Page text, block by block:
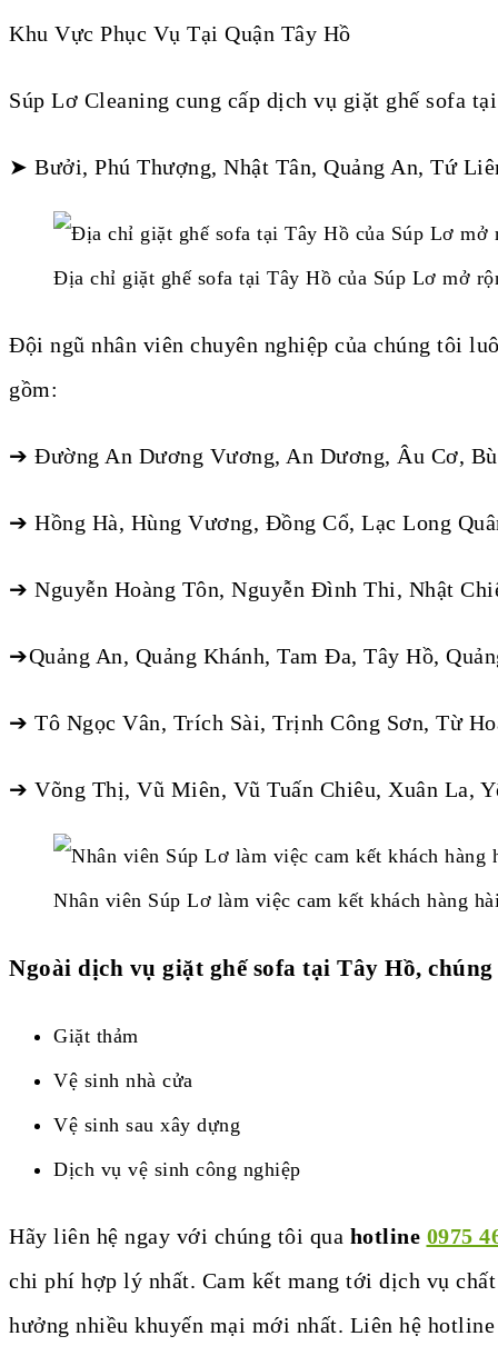
Khu Vực Phục Vụ Tại Quận Tây Hồ
Súp Lơ Cleaning cung cấp dịch vụ giặt ghế sofa
➤ Bưởi, Phú Thượng, Nhật Tân, Quảng An, Tứ
Địa chỉ giặt ghế sofa tại Tây Hồ của Súp Lơ mở
Đội ngũ nhân viên chuyên nghiệp của chúng tôi
gồm:
➔ Đường An Dương Vương, An Dương, Âu Cơ,
➔ Hồng Hà, Hùng Vương, Đồng Cổ, Lạc Long
➔ Nguyễn Hoàng Tôn, Nguyễn Đình Thi, Nhật
➔Quảng An, Quảng Khánh, Tam Đa, Tây Hồ,
➔ Tô Ngọc Vân, Trích Sài, Trịnh Công Sơn, Từ
➔ Võng Thị, Vũ Miên, Vũ Tuấn Chiêu, Xuân La,
Nhân viên Súp Lơ làm việc cam kết khách hàng
Ngoài dịch vụ giặt ghế sofa tại Tây Hồ,
Giặt thảm
Vệ sinh nhà cửa
Vệ sinh sau xây dựng
Dịch vụ vệ sinh công nghiệp
Hãy liên hệ ngay với chúng tôi qua hotline 0975
chi phí hợp lý nhất. Cam kết mang tới dịch vụ
hưởng nhiều khuyến mại mới nhất. Liên hệ